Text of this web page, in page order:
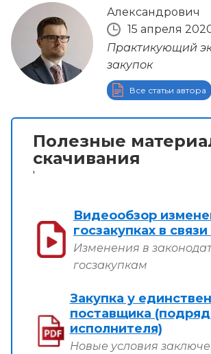
Александрович
15 апреля
Практикующий
закупок
Все статьи автора
Полезные
скачивания
'
Видеообзор
госзакупках в связи
Изменения в
госзакупкам
Закупка у
поставщика
исполнителя)
Новые условия